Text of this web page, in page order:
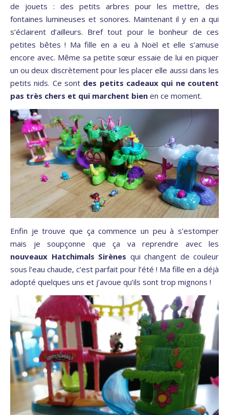
de jouets : des petits arbres pour les mettre, des
fontaines lumineuses et sonores. Maintenant il y en a qui
s’éclairent d’ailleurs. Bref tout pour le bonheur de ces
petites bêtes ! Ma fille en a eu à Noël et elle s’amuse
encore avec. Même sa petite sœur essaie de lui en piquer
un ou deux discrètement pour les placer elle aussi dans les
petits nids. Ce sont des petits cadeaux qui ne coutent
pas très chers et qui marchent bien en ce moment.
Enfin je trouve que ça commence un peu à s’estomper
mais je soupçonne que ça va reprendre avec les
nouveaux Hatchimals Sirènes qui changent de couleur
sous l’eau chaude, c’est parfait pour l’été ! Ma fille en a déjà
adopté quelques uns et j’avoue qu’ils sont trop mignons !